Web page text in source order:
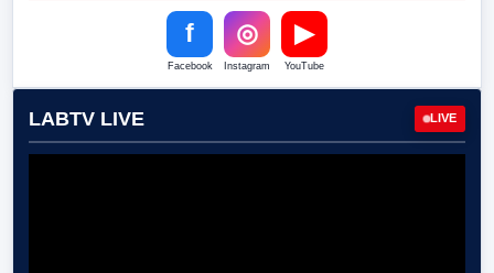
f
Facebook
◎
Instagram
▶
YouTube
LABTV LIVE LIVE